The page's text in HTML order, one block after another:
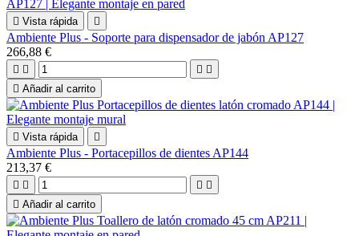
 Vista rápida 
Ambiente Plus - Soporte para dispensador de jabón AP127
266,88 €
   
 Añadir al carrito
 Vista rápida 
Ambiente Plus - Portacepillos de dientes AP144
213,37 €
   
 Añadir al carrito